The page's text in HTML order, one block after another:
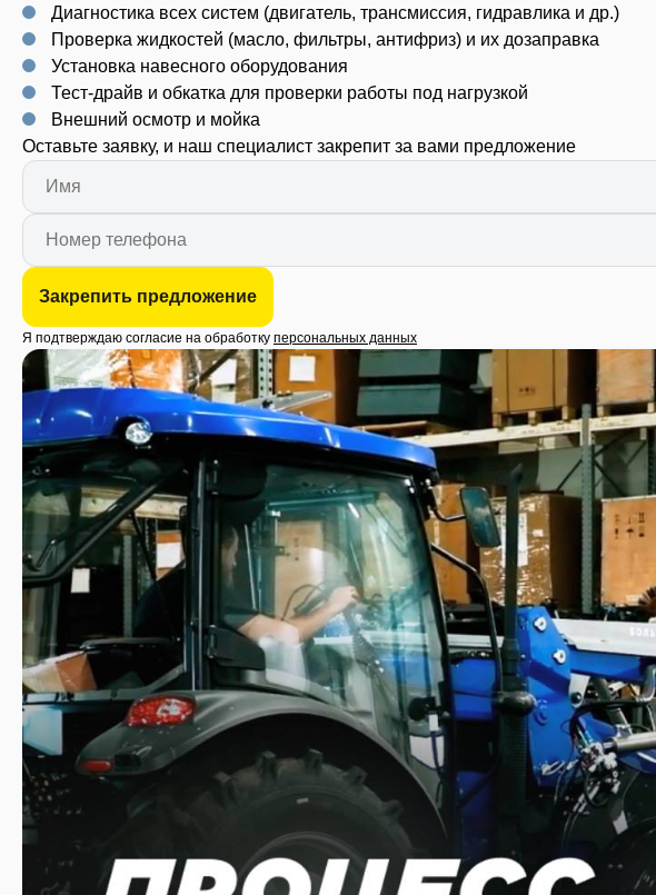
Диагностика всех систем (двигатель, трансмиссия, гидравлика и др.)
Проверка жидкостей (масло, фильтры, антифриз) и их дозаправка
Установка навесного оборудования
Тест-драйв и обкатка для проверки работы под нагрузкой
Внешний осмотр и мойка
Оставьте заявку, и наш специалист закрепит за вами предложение
Закрепить предложение
Я подтверждаю согласие на обработку персональных данных